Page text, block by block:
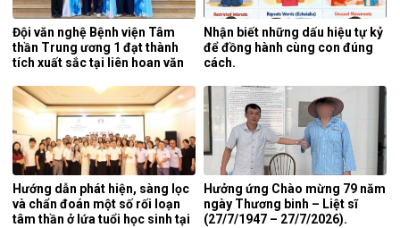
Đội văn nghệ Bệnh viện Tâm
thần Trung ương 1 đạt thành
tích xuất sắc tại liên hoan văn
lần thứ 5 năm 2026.
Nhận biết những dấu hiệu tự kỷ
để đồng hành cùng con đúng
cách.
Hướng dẫn phát hiện, sàng lọc
và chẩn đoán một số rối loạn
tâm thần ở lứa tuổi học sinh tại
Hưởng ứng Chào mừng 79 năm
ngày Thương binh – Liệt sĩ
(27/7/1947 – 27/7/2026).